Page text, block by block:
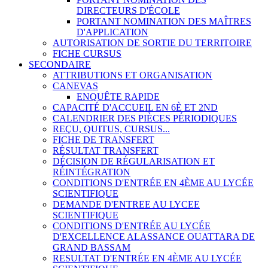
DIRECTEURS D'ÉCOLE
PORTANT NOMINATION DES MAÎTRES
D'APPLICATION
AUTORISATION DE SORTIE DU TERRITOIRE
FICHE CURSUS
SECONDAIRE
ATTRIBUTIONS ET ORGANISATION
CANEVAS
ENQUÊTE RAPIDE
CAPACITÉ D'ACCUEIL EN 6È ET 2ND
CALENDRIER DES PIÈCES PÉRIODIQUES
REÇU, QUITUS, CURSUS...
FICHE DE TRANSFERT
RÉSULTAT TRANSFERT
DÉCISION DE RÉGULARISATION ET
RÉINTÉGRATION
CONDITIONS D'ENTRÉE EN 4ÈME AU LYCÉE
SCIENTIFIQUE
DEMANDE D'ENTREE AU LYCEE
SCIENTIFIQUE
CONDITIONS D'ENTRÉE AU LYCÉE
D'EXCELLENCE ALASSANCE OUATTARA DE
GRAND BASSAM
RESULTAT D'ENTRÉE EN 4ÈME AU LYCÉE